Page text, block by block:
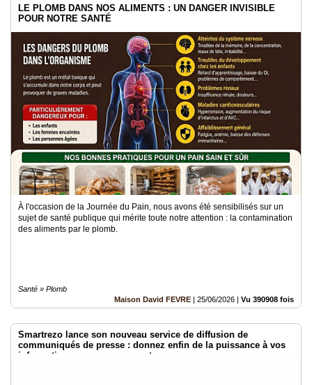
LE PLOMB DANS NOS ALIMENTS : UN DANGER INVISIBLE
POUR NOTRE SANTÉ
À l'occasion de la Journée du Pain, nous avons été sensibilisés sur un
sujet de santé publique qui mérite toute notre attention : la contamination
des aliments par le plomb.
Santé » Plomb
Maison David FEVRE | 25/06/2026 | Vu 390908 fois
Smartrezo lance son nouveau service de diffusion de
communiqués de presse : donnez enfin de la puissance à vos
informations sans engagement.